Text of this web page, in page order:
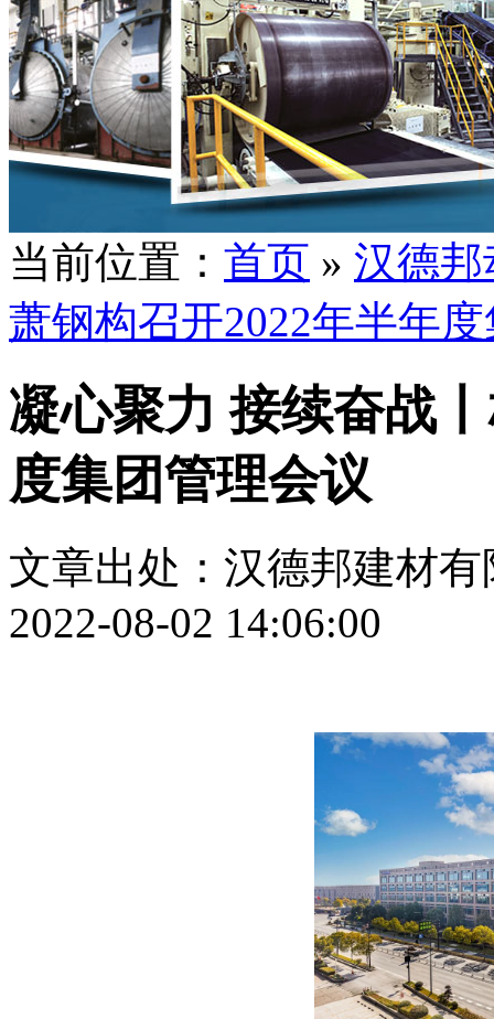
当前位置： 首页 » 汉德邦
萧钢构召开2022年半年
凝心聚力 接续奋战
度集团管理会议
文章出处：汉德邦建材有
2022-08-02 14:06:00